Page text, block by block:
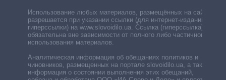
Использование любых материалов, размещённых на сайте,
разрешается при указании ссылки (для интернет-изданий —
гиперссылки) на www.slovoidilo.ua. Ссылка (гиперссылка)
обязательна вне зависимости от полного либо частичного
использования материалов.
Аналитическая информация об обещаниях политиков и
чиновников, размещенных на портале slovoidilo.ua, а также
информация о состоянии выполнения этих обещаний,